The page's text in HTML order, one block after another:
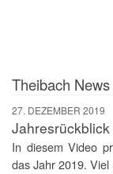
Theibach News
27. DEZEMBER 2019
In diesem Video
das Jahr 2019.